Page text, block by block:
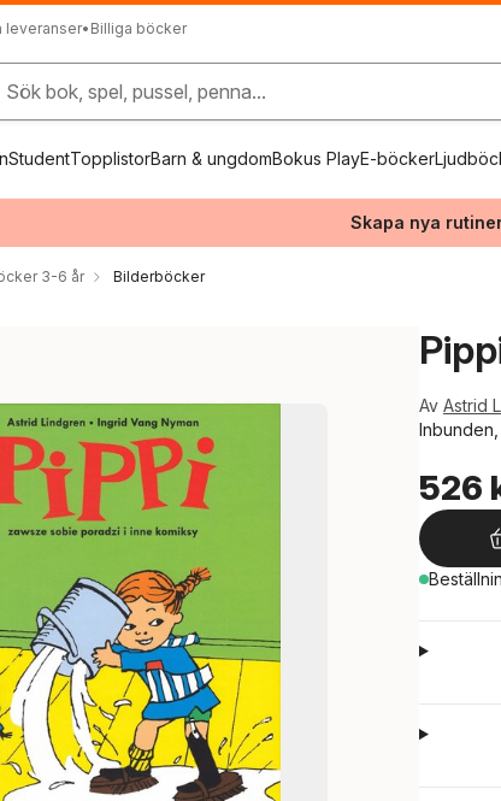
leveranser• Billiga böcker
Sök bok, spel, pussel, penna...
StudentTopplistorBarn & ungdomBokus PlayE-böcker
Skapa nya
3-6 år Bilderböcker
Av Astrid
526